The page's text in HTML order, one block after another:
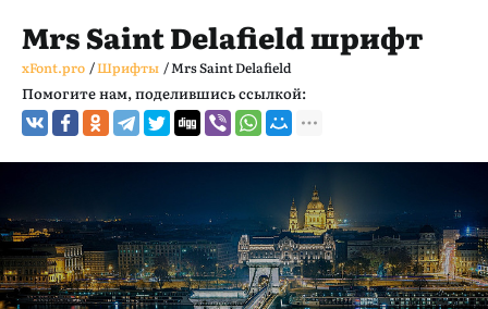
Mrs Saint Delafield шрифт
xFont.pro /Шрифты /Mrs Saint Delafield
Помогите нам, поделившись ссылкой: